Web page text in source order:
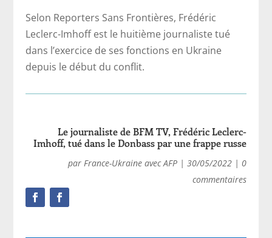
Selon Reporters Sans Frontières, Frédéric
Leclerc-Imhoff est le huitième journaliste tué
dans l’exercice de ses fonctions en Ukraine
depuis le début du conflit.
Le journaliste de BFM TV, Frédéric Leclerc-
Imhoff, tué dans le Donbass par une frappe russe
par France-Ukraine avec AFP| 30/05/2022| 0
commentaires